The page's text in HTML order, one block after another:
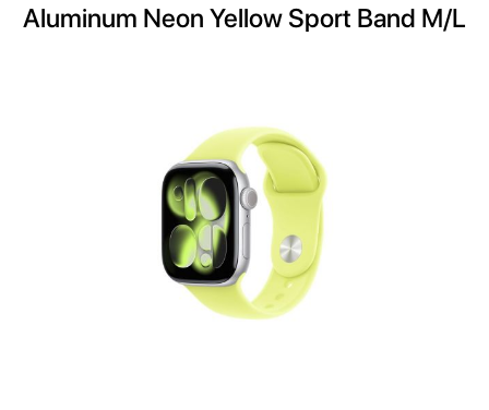
Aluminum Neon Yellow Sport Band M/L